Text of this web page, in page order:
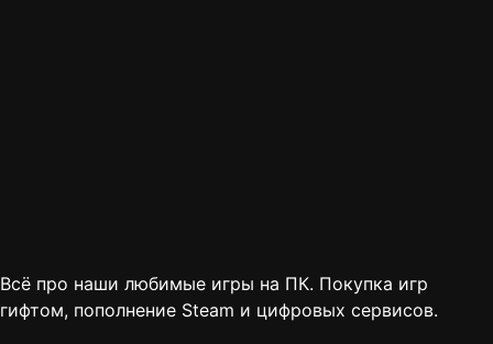
Всё про наши любимые игры на ПК. Покупка игр
гифтом, пополнение Steam и цифровых сервисов.